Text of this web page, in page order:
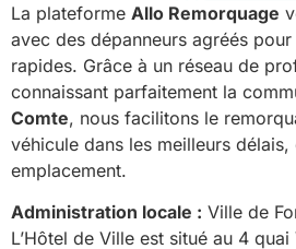
La plateforme Allo Remorquage
avec des dépanneurs agréés
rapides. Grâce à un réseau de
connaissant parfaitement la
Comte, nous facilitons le
véhicule dans les meilleurs
emplacement.
Administration locale : Ville de
L’Hôtel de Ville est situé au 4